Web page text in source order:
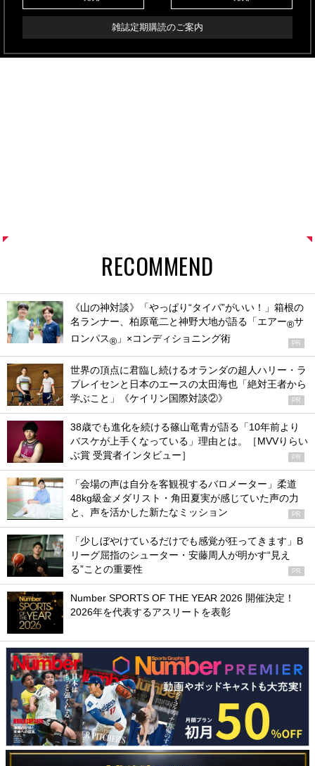
雑誌定期購読のご案内
RECOMMEND
《山の神対談》「やっぱり“タイパ”がいい！」箱根の
名ランナー、柏原竜二と神野大地が語る「エアー®サ
ロンパス® 」×コンディショニング術 PR
世界の頂点に君臨し続けるオランダの超人ハリー・ラ
ブレイセンと日本のエースの太田海也「絶対王者から
学ぶこと」《ケイリン国際対談②》
PR
38歳でも進化を続ける篠山竜青が語る「10年前より
バスケが上手くなっている」理由とは。［MVVりらい
ぶ賞 受賞者インタビュー］
PR
「会場の声は自分を客観視するバロメーター」柔道
48kg級金メダリスト・角田夏実が感じていた声の力
と、声を活かした新たなミッション
PR
「少しぼやけているだけでも感覚が狂ってきます」B
リーグ屈指のシューター・安藤周人が明かす“見え
る”ことの重要性
PR
Number SPORTS OF THE YEAR 2026 開催決定！
2026年を代表するアスリートを表彰